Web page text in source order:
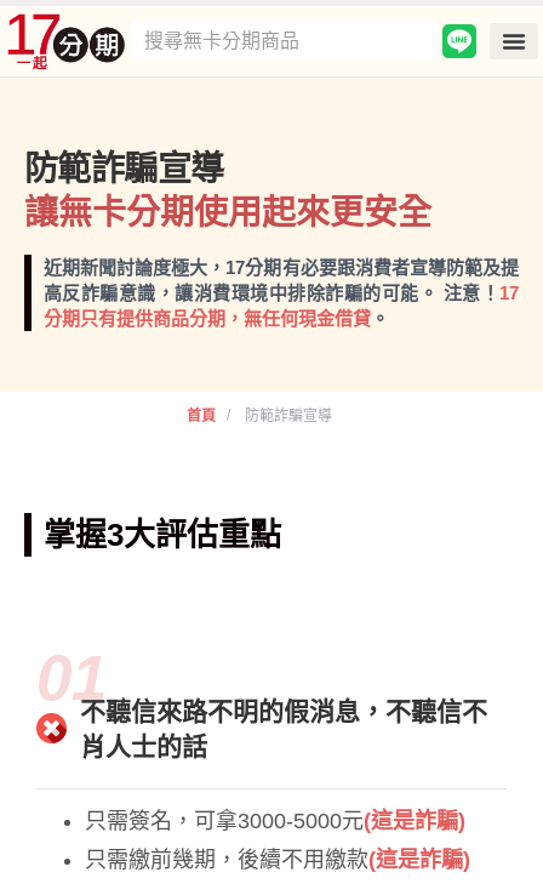
防範詐騙宣導
讓無卡分期使用起來更安全
近期新聞討論度極大，17分期有必要跟消費者宣導防範及提
高反詐騙意識，讓消費環境中排除詐騙的可能。 注意！ 17
分期只有提供商品分期，無任何現金借貸 。
首頁 / 防範詐騙宣導
掌握3大評估重點
01不聽信來路不明的假消息，不聽信不
肖人士的話
只需簽名，可拿3000-5000元(這是詐騙)
只需繳前幾期，後續不用繳款(這是詐騙)